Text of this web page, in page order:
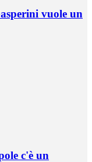
vuole un
c'è un